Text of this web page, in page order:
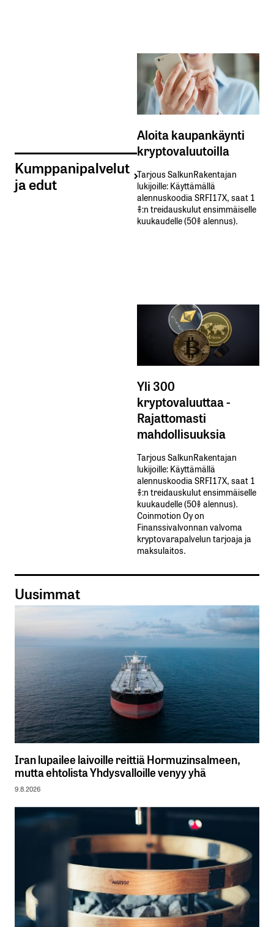
Kumppanipalvelut
ja edut
Aloita kaupankäynti
kryptovaluutoilla
Tarjous SalkunRakentajan
lukijoille: Käyttämällä​ ​
alennuskoodia​ ​SRFI17X,​ ​saat​ ​1
%:n treidauskulut​ ​ensimmäiselle​ ​
kuukaudelle​ ​(50%​ ​alennus).
Yli 300
kryptovaluuttaa -
Rajattomasti
mahdollisuuksia
Tarjous SalkunRakentajan
lukijoille: Käyttämällä​ ​
alennuskoodia​ ​SRFI17X,​ ​saat​ ​1
%:n treidauskulut​ ​ensimmäiselle​ ​
kuukaudelle​ ​(50%​ ​alennus).
Coinmotion Oy on
Finanssivalvonnan valvoma
kryptovarapalvelun tarjoaja ja
maksulaitos.
Uusimmat
Iran lupailee laivoille reittiä Hormuzinsalmeen,
mutta ehtolista Yhdysvalloille venyy yhä
9.8.2026